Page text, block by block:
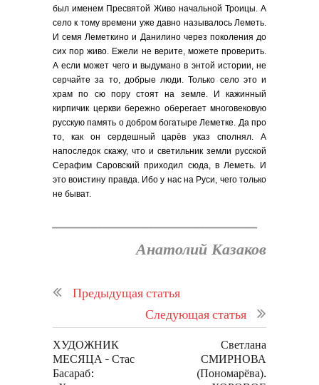
был именем Пресвятой Живо начальной Троицы. А
село к тому времени уже давно называлось Леметь.
И семя Леметкино и Данилино через поколения до
сих пор живо. Ежели не верите, можете проверить.
А если может чего и выдумано в энтой истории, не
серчайте за то, добрые люди. Только село это и
храм по сю пору стоят на земле. И кажинный
кирпичик церкви бережно оберегает многовековую
русскую память о добром богатыре Леметке. Да про
то, как он сердешный царёв указ сполнял. А
напоследок скажу, что и светильник земли русской
Серафим Саровский приходил сюда, в Леметь. И
это воистину правда. Ибо у нас на Руси, чего только
не быват.
Анатолий Казаков
Предыдущая статья
Следующая статья
ХУДОЖНИК
МЕСЯЦА - Стас
Басараб:
Светлана
СМИРНОВА
(Пономарёва).